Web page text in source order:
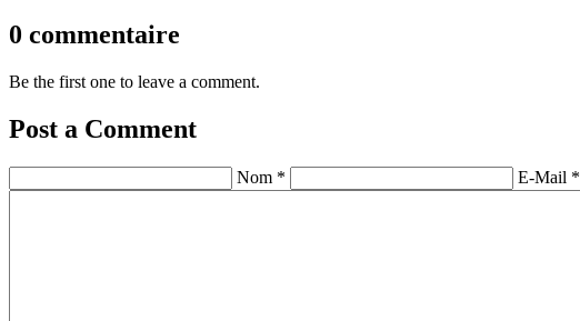
0 commentaire
Be the first one to leave a comment.
Post a Comment
Nom * E-Mail *